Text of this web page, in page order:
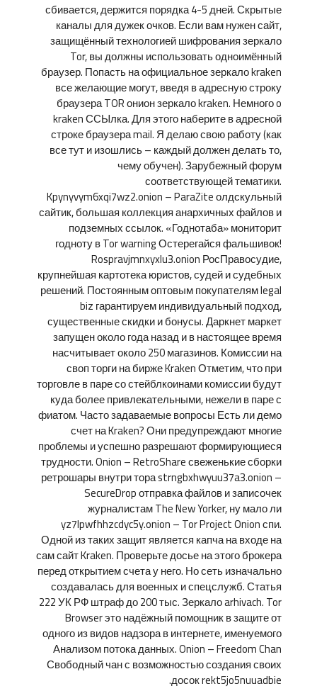
сбивается, держится порядка 4-5 дней. Скрытые
каналы для дужек очков. Если вам нужен сайт,
защищённый технологией шифрования зеркало
Tor, вы должны использовать одноимённый
браузер. Попасть на официальное зеркало kraken
все желающие могут, введя в адресную строку
браузера TOR онион зеркало kraken. Немного o
kraken ССЫлка. Для этого наберите в адресной
строке браузера mail. Я делаю свою работу (как
все тут и изошлись – каждый должен делать то,
чему обучен). Зарубежный форум
соответствующей тематики.
Kpynyvym6xqi7wz2.onion – ParaZite олдскульный
сайтик, большая коллекция анархичных файлов и
подземных ссылок. «Годнотаба» мониторит
годноту в Tor warning Остерегайся фальшивок!
Rospravjmnxyxlu3.onion РосПравосудие,
крупнейшая картотека юристов, судей и судебных
решений. Постоянным оптовым покупателям legal
biz гарантируем индивидуальный подход,
существенные скидки и бонусы. Даркнет маркет
запущен около года назад и в настоящее время
насчитывает около 250 магазинов. Комиссии на
своп торги на бирже Kraken Отметим, что при
торговле в паре со стейблкоинами комиссии будут
куда более привлекательными, нежели в паре с
фиатом. Часто задаваемые вопросы Есть ли демо
счет на Kraken? Они предупреждают многие
проблемы и успешно разрешают формирующиеся
трудности. Onion – RetroShare свеженькие сборки
ретрошары внутри тора strngbxhwyuu37a3.onion –
SecureDrop отправка файлов и записочек
журналистам The New Yorker, ну мало ли
yz7lpwfhhzcdyc5y.onion – Tor Project Onion спи.
Одной из таких защит является капча на входе на
сам сайт Kraken. Проверьте досье на этого брокера
перед открытием счета у него. Но сеть изначально
создавалась для военных и спецслужб. Статья
222 УК РФ штраф до 200 тыс. Зеркало arhivach. Tor
Browser это надёжный помощник в защите от
одного из видов надзора в интернете, именуемого
Анализом потока данных. Onion – Freedom Chan
Свободный чан с возможностью создания своих
досок rekt5jo5nuuadbie.